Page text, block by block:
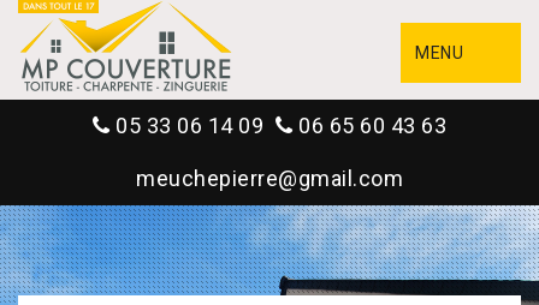
MENU
05 33 06 14 09 06 65 60 43 63
meuchepierre@gmail.com